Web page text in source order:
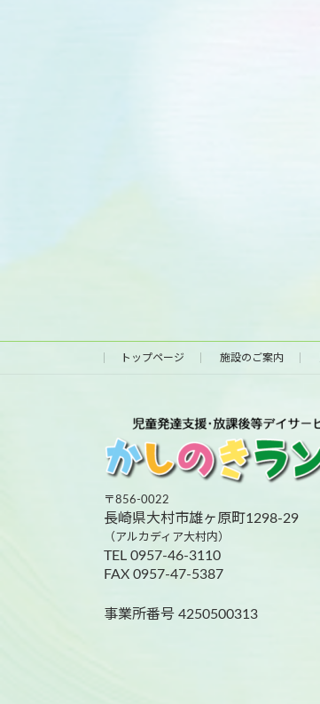
トップページ 施設のご案内
〒856-0022
長崎県大村市雄ヶ原町1298-29
（アルカディア大村内）
TEL 0957-46-3110
FAX 0957-47-5387
事業所番号 4250500313